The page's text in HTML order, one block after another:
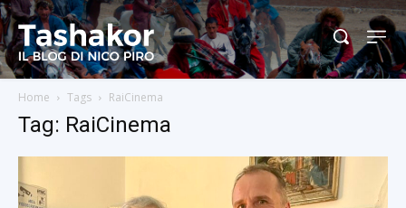
Home Tags RaiCinema
Tag: RaiCinema